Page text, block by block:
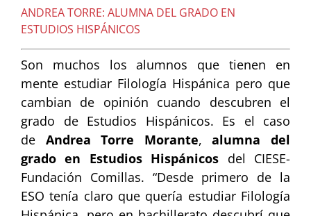
ANDREA TORRE: ALUMNA DEL GRADO EN
ESTUDIOS HISPÁNICOS
Son muchos los alumnos que tienen en
mente estudiar Filología Hispánica pero que
cambian de opinión cuando descubren el
grado de Estudios Hispánicos. Es el caso
de Andrea Torre Morante,alumna del
grado en Estudios Hispánicos del CIESE-
Fundación Comillas. “Desde primero de la
ESO tenía claro que quería estudiar Filología